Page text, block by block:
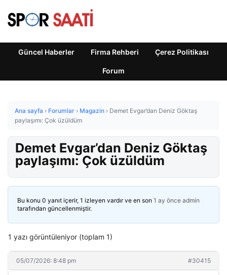
Güncel Haberler Firma Rehberi Çerez Politikası
Forum
Ana sayfa › Forumlar › Magazin › Demet Evgar’dan Deniz Göktaş
paylaşımı: Çok üzüldüm
Demet Evgar’dan Deniz Göktaş
paylaşımı: Çok üzüldüm
Bu konu 0 yanıt içerir, 1 izleyen vardır ve en son 1 ay önce admin
tarafından güncellenmiştir.
1 yazı görüntüleniyor (toplam 1)
05/07/2026: 8:48 pm #30415